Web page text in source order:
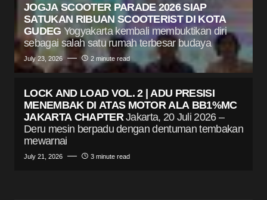
JOGJA SCOOTER PARADE 2026 SIAP
SATUKAN RIBUAN SCOOTERIST DI KOTA
GUDEG Yogyakarta kembali membuktikan diri
sebagai salah satu rumah terbesar budaya
July 23, 2026 2 minute read
LOCK AND LOAD VOL. 2 | ADU PRESISI
MENEMBAK DI ATAS MOTOR ALA BB1%MC
JAKARTA CHAPTER Jakarta, 20 Juli 2026 –
Deru mesin berpadu dengan dentuman tembakan
mewarnai
July 21, 2026 3 minute read